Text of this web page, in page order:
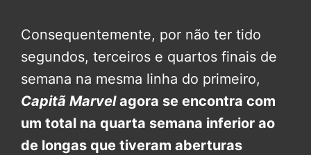
Consequentemente, por não ter tido
segundos, terceiros e quartos finais de
semana na mesma linha do primeiro,
Capitã Marvelagora se encontra com
um total na quarta semana inferior ao
de longas que tiveram aberturas